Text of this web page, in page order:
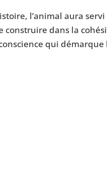
l’animal aura
construire dans la
qui